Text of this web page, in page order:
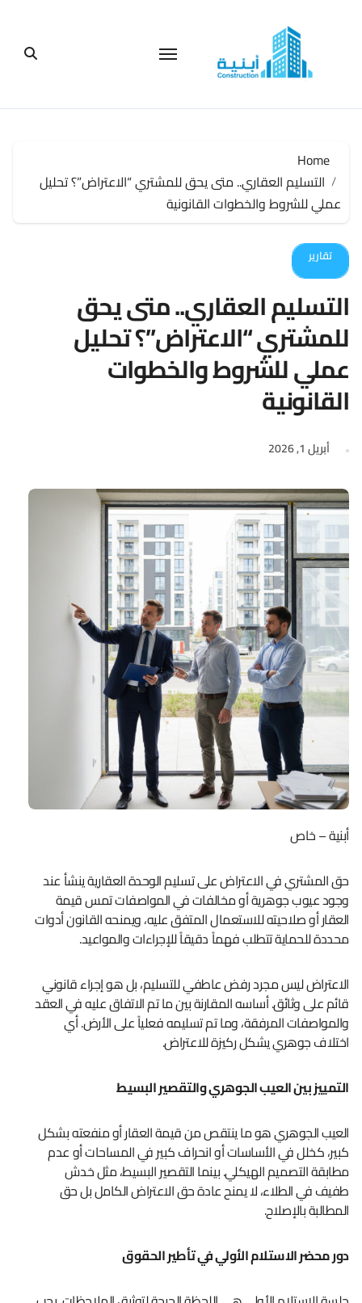
Home
التسليم العقاري.. متى يحق للمشتري “الاعتراض”؟ تحليل
عملي للشروط والخطوات القانونية
تقارير
التسليم العقاري.. متى يحق
للمشتري “الاعتراض”؟ تحليل
عملي للشروط والخطوات
القانونية
أبريل 1, 2026
أبنية – خاص
حق المشتري في الاعتراض على تسليم الوحدة العقارية ينشأ عند
وجود عيوب جوهرية أو مخالفات في المواصفات تمس قيمة
العقار أو صلاحيته للاستعمال المتفق عليه، ويمنحه القانون أدوات
محددة للحماية تتطلب فهماً دقيقاً للإجراءات والمواعيد.
الاعتراض ليس مجرد رفض عاطفي للتسليم، بل هو إجراء قانوني
قائم على وثائق. أساسه المقارنة بين ما تم الاتفاق عليه في العقد
والمواصفات المرفقة، وما تم تسليمه فعلياً على الأرض. أي
اختلاف جوهري يشكل ركيزة للاعتراض.
التمييز بين العيب الجوهري والتقصير البسيط
العيب الجوهري هو ما ينتقص من قيمة العقار أو منفعته بشكل
كبير، كخلل في الأساسات أو انحراف كبير في المساحات أو عدم
مطابقة التصميم الهيكلي. بينما التقصير البسيط، مثل خدش
طفيف في الطلاء، لا يمنح عادة حق الاعتراض الكامل بل حق
المطالبة بالإصلاح.
دور محضر الاستلام الأولي في تأطير الحقوق